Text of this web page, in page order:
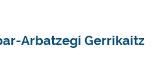
Arbatzegi Gerrikaitz